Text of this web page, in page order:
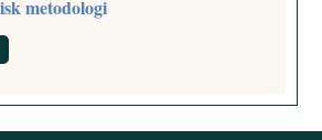
metodologi